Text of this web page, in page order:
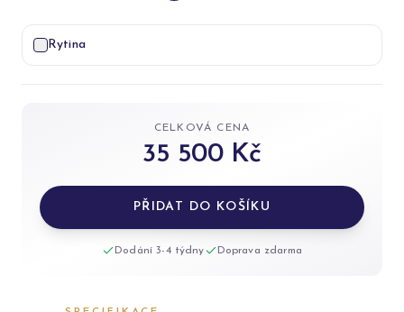
Rytina
CELKOVÁ CENA
35 500 Kč
PŘIDAT DO KOŠÍKU
Dodání 3-4 týdny Doprava zdarma